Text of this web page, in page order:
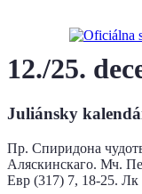
12./25.
Juliánsky
Пр. Спиридона
Аляскинскаго. Мч.
Евр (317) 7, 18-25. Лк